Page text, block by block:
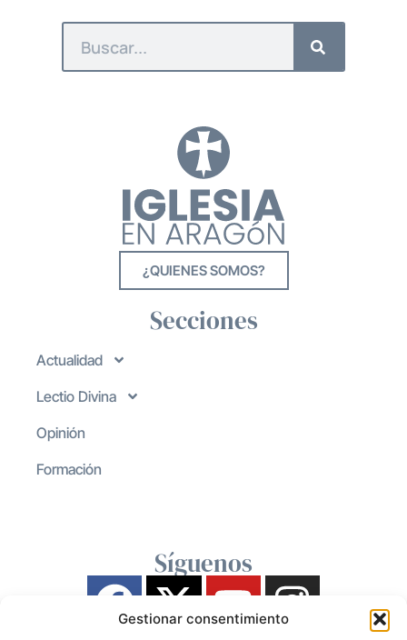
Gestionar consentimiento
¿QUIENES SOMOS?
Secciones
Actualidad
Lectio Divina
Opinión
Formación
Síguenos